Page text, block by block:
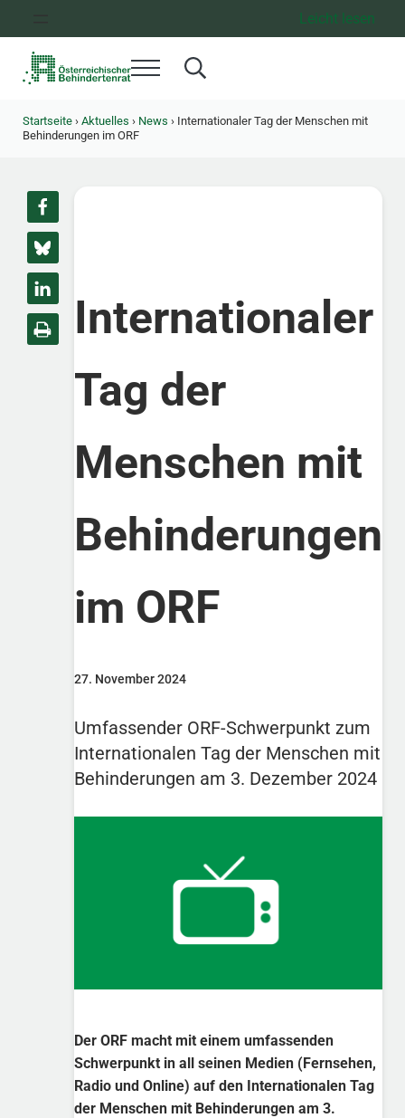
Leicht lesen
Menü Search...
Startseite › Aktuelles › News ›Internationaler Tag der Menschen mit
Behinderungen im ORF
Internationaler
Tag der
Menschen mit
Behinderungen
im ORF
27. November 2024
Umfassender ORF-Schwerpunkt zum
Internationalen Tag der Menschen mit
Behinderungen am 3. Dezember 2024
Der ORF macht mit einem umfassenden
Schwerpunkt in all seinen Medien (Fernsehen,
Radio und Online) auf den Internationalen Tag
der Menschen mit Behinderungen am 3.